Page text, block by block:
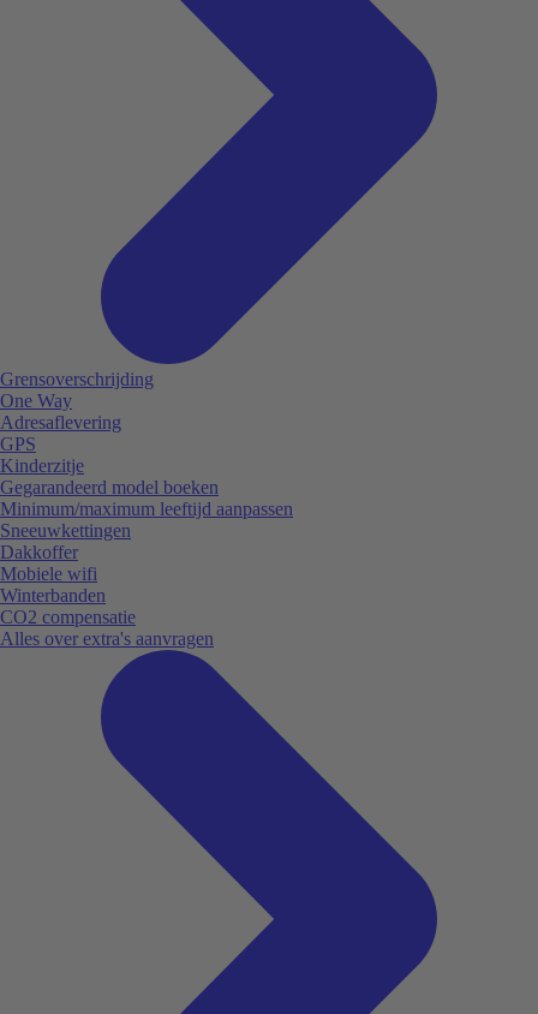
Grensoverschrijding
One Way
Adresaflevering
GPS
Kinderzitje
Gegarandeerd model boeken
Minimum/maximum leeftijd aanpassen
Sneeuwkettingen
Dakkoffer
Mobiele wifi
Winterbanden
CO2 compensatie
Alles over extra's aanvragen